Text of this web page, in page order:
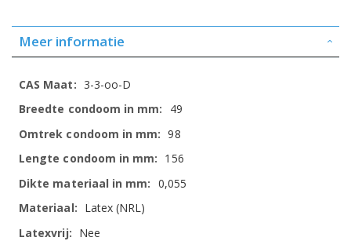
Meer informatie
Meer
informatie
3-3-oo-D
49
98
156
0,055
Latex (NRL)
Nee